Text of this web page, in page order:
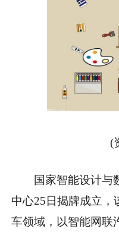
(
国家智能设计与
中心25日揭牌成立，
车领域，以智能网联